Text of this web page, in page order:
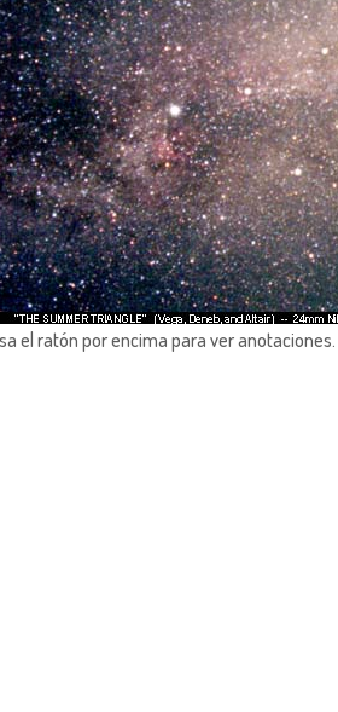
el ratón por encima para ver anotaciones.